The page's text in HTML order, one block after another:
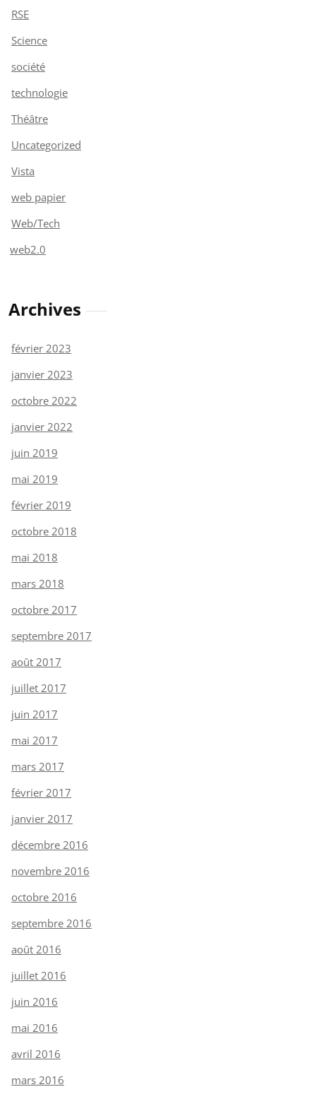
RSE
Science
société
technologie
Théâtre
Uncategorized
Vista
web papier
Web/Tech
web2.0
Archives
février 2023
janvier 2023
octobre 2022
janvier 2022
juin 2019
mai 2019
février 2019
octobre 2018
mai 2018
mars 2018
octobre 2017
septembre 2017
août 2017
juillet 2017
juin 2017
mai 2017
mars 2017
février 2017
janvier 2017
décembre 2016
novembre 2016
octobre 2016
septembre 2016
août 2016
juillet 2016
juin 2016
mai 2016
avril 2016
mars 2016